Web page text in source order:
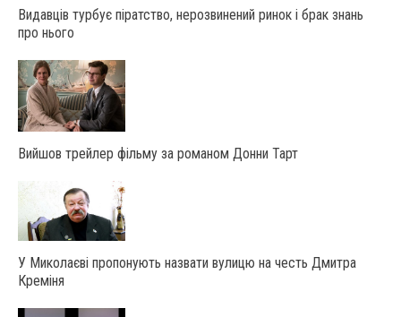
Видавців турбує піратство, нерозвинений ринок і брак знань
про нього
Вийшов трейлер фільму за романом Донни Тарт
У Миколаєві пропонують назвати вулицю на честь Дмитра
Креміня